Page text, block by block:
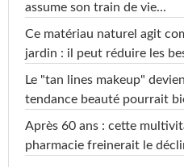
assume son train de vie...
Ce matériau naturel agit
jardin : il peut réduire les
Le "tan lines makeup"
tendance beauté pourrait
Après 60 ans : cette
pharmacie freinerait le